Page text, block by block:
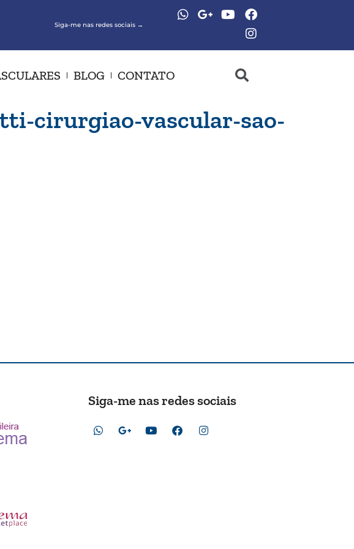
Siga-me nas redes sociais →
BLOG CONTATO
cirurgiao-vascular-sao-
Siga-me nas redes sociais